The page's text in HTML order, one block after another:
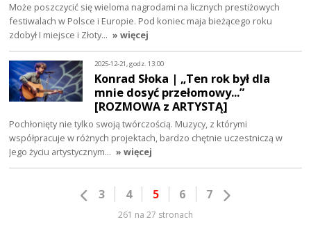
Może poszczycić się wieloma nagrodami na licznych prestiżowych
festiwalach w Polsce i Europie. Pod koniec maja bieżącego roku
zdobył I miejsce i Złoty… » więcej
2025-12-21, godz. 13:00
Konrad Słoka | „Ten rok był dla
mnie dosyć przełomowy...”
[ROZMOWA z ARTYSTĄ]
Pochłonięty nie tylko swoją twórczością. Muzycy, z którymi
współpracuje w różnych projektach, bardzo chętnie uczestniczą w
Jego życiu artystycznym… » więcej
3 4 5 6 7
261 na 27 stronach